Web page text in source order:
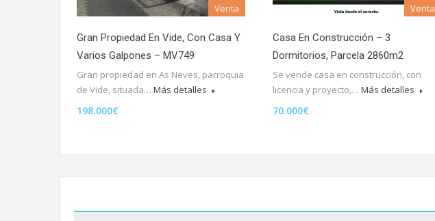
Venta
Gran Propiedad En Vide, Con Casa Y
Varios Galpones – MV749
Gran propiedad en As Neves, parroquia
de Vide, situada… Más detalles
198.000€
Venta
Casa En Construcción – 3
Dormitorios, Parcela 2860m2
Se vende casa en construcción, con
licencia y proyecto,… Más detalles
70.000€